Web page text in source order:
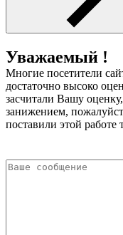
Уважаемый !
Многие посетители
достаточно высоко
засчитали Вашу
занижением,
поставили этой работе